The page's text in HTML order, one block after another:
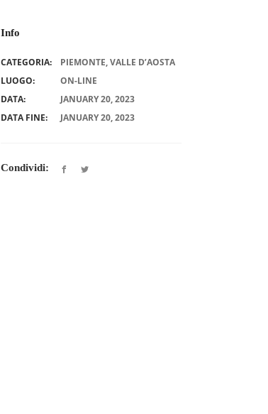
Info
CATEGORIA: PIEMONTE,VALLE D’AOSTA
LUOGO:
ON-LINE
DATA:
JANUARY 20, 2023
DATA FINE:
JANUARY 20, 2023
Condividi: